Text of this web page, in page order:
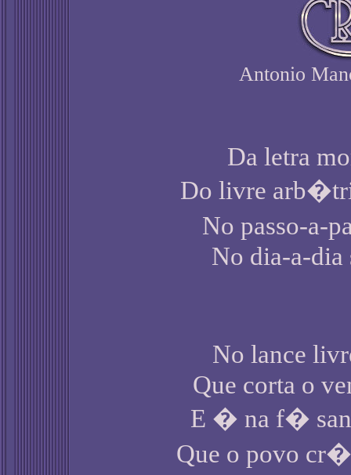
Antonio
Da letra
Do livre
No passo-a-
No dia-a-dia
No lance
Que corta o
E � na f�
Que o povo